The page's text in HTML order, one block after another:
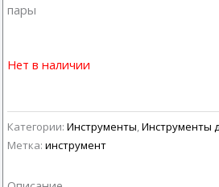
пары
Нет в наличии
Категории: Инструменты Инструменты
Метка: инструмент